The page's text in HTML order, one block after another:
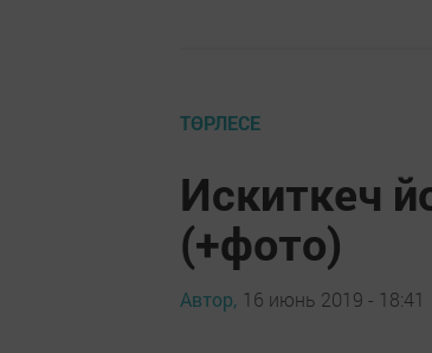
ТӨРЛЕСЕ
Искиткеч
(+фото)
Автор, 16 июнь 2019 - 18:41